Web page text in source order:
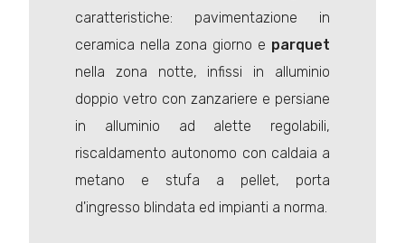
caratteristiche: pavimentazione in
ceramica nella zona giorno e parquet
nella zona notte, infissi in alluminio
doppio vetro con zanzariere e persiane
in alluminio ad alette regolabili,
riscaldamento autonomo con caldaia a
metano e stufa a pellet, porta
d'ingresso blindata ed impianti a norma.